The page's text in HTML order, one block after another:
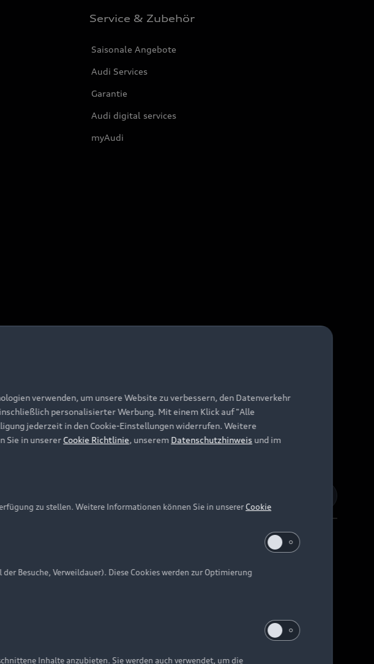
Service & Zubehör
Saisonale Angebote
Audi Services
Garantie
Audi digital services
myAudi
Cookie-Richtlinie Barrierefreiheit Digital Services Act
auf dieser Webseite kann abweichen.
verwenden, um unsere Website zu verbessern, den Datenverkehr
personalisierter Werbung. Mit einem Klick auf "Alle
jederzeit in den Cookie-Einstellungen widerrufen. Weitere
Sie in unserer Cookie Richtlinie, unserem Datenschutzhinweis und im
zu stellen. Weitere Informationen können Sie in unsererCookie
Besuche, Verweildauer). Diese Cookies werden zur Optimierung
Inhalte anzubieten. Sie werden auch verwendet, um die